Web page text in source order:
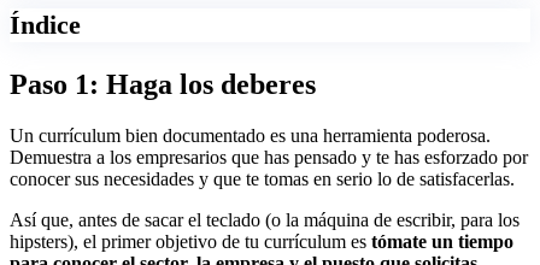
Índice
Paso 1: Haga los deberes
Un currículum bien documentado es una herramienta poderosa.
Demuestra a los empresarios que has pensado y te has esforzado por
conocer sus necesidades y que te tomas en serio lo de satisfacerlas.
Así que, antes de sacar el teclado (o la máquina de escribir, para los
hipsters), el primer objetivo de tu currículum es tómate un tiempo